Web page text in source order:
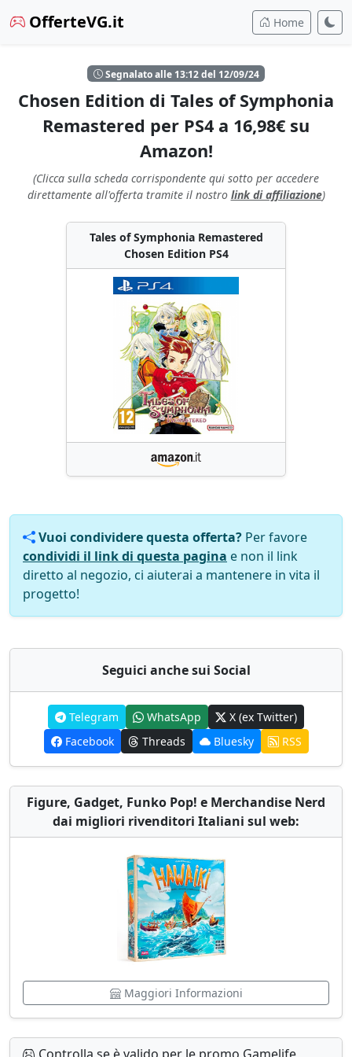
OfferteVG.it Home
Segnalato alle 13:12 del 12/09/24
Chosen Edition di Tales of Symphonia
Remastered per PS4 a 16,98€ su
Amazon!
(Clicca sulla scheda corrispondente qui sotto per accedere
direttamente all'offerta tramite il nostro link di affiliazione)
Tales of Symphonia Remastered
Chosen Edition PS4
Vuoi condividere questa offerta? Per favore
condividi il link di questa pagina e non il link
diretto al negozio, ci aiuterai a mantenere in vita il
progetto!
Seguici anche sui Social
Telegram WhatsApp
X (ex Twitter)
Facebook
Threads Bluesky RSS
Figure, Gadget, Funko Pop! e Merchandise Nerd
dai migliori rivenditori Italiani sul web:
Maggiori Informazioni